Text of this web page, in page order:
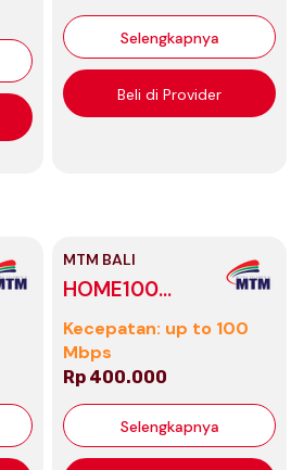
Selengkapnya
Beli di Provider
MTM BALI
HOME100
Lombok
Kecepatan: up to 100
Mbps
Rp 400.000
Selengkapnya